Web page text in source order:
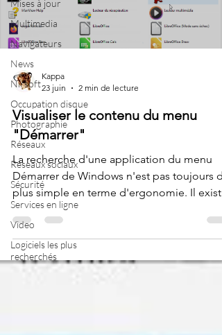
Mises à jour
Multimedia
Navigateurs
News
Nirsoft
Occupation disque
Photographie
Réseaux
Réseaux sociaux
Sécurité
Services en ligne
Video
Logiciels les plus
recherchés
pas bes
Kappa
23 juin
2 min de lecture
Visualiser le contenu du menu
"Démarrer"
La recherche d'une application du menu
Démarrer de Windows n'est pas toujours
plus simple en terme d'ergonomie. Il existe
des applications tierces pouvant résoudre
problème comme par exemple All
présenté récemment sur ce site. Mais il y a
encore plus "facile"... ... plus "facile", mais